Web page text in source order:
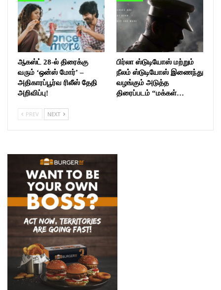
ஆகஸ்ட் 28-ல் திரைக்கு
வரும் ‘ஒன்ஸ் மோர்’ –
அதிகாரப்பூர்வ ரிலீஸ் தேதி
அறிவிப்பு!
பிர்லா ஸ்டுடியோஸ் மற்றும்
நீலம் ஸ்டுடியோஸ் இணைந்து
வழங்கும் அடுத்த
திரைப்படம் “மக்கள்…
PREV NEXT